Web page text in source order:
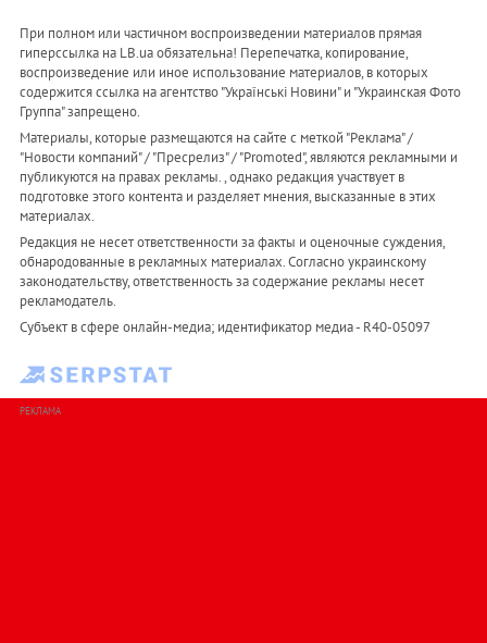
При полном или частичном воспроизведении материалов прямая
гиперссылка на LB.ua обязательна! Перепечатка, копирование,
воспроизведение или иное использование материалов, в которых
содержится ссылка на агентство "Українськi Новини" и "Украинская Фото
Группа" запрещено.
Материалы, которые размещаются на сайте с меткой "Реклама" /
"Новости компаний" / "Пресрелиз" / "Promoted", являются рекламными и
публикуются на правах рекламы. , однако редакция участвует в
подготовке этого контента и разделяет мнения, высказанные в этих
материалах.
Редакция не несет ответственности за факты и оценочные суждения,
обнародованные в рекламных материалах. Согласно украинскому
законодательству, ответственность за содержание рекламы несет
рекламодатель.
Субъект в сфере онлайн-медиа; идентификатор медиа - R40-05097
РЕКЛАМА